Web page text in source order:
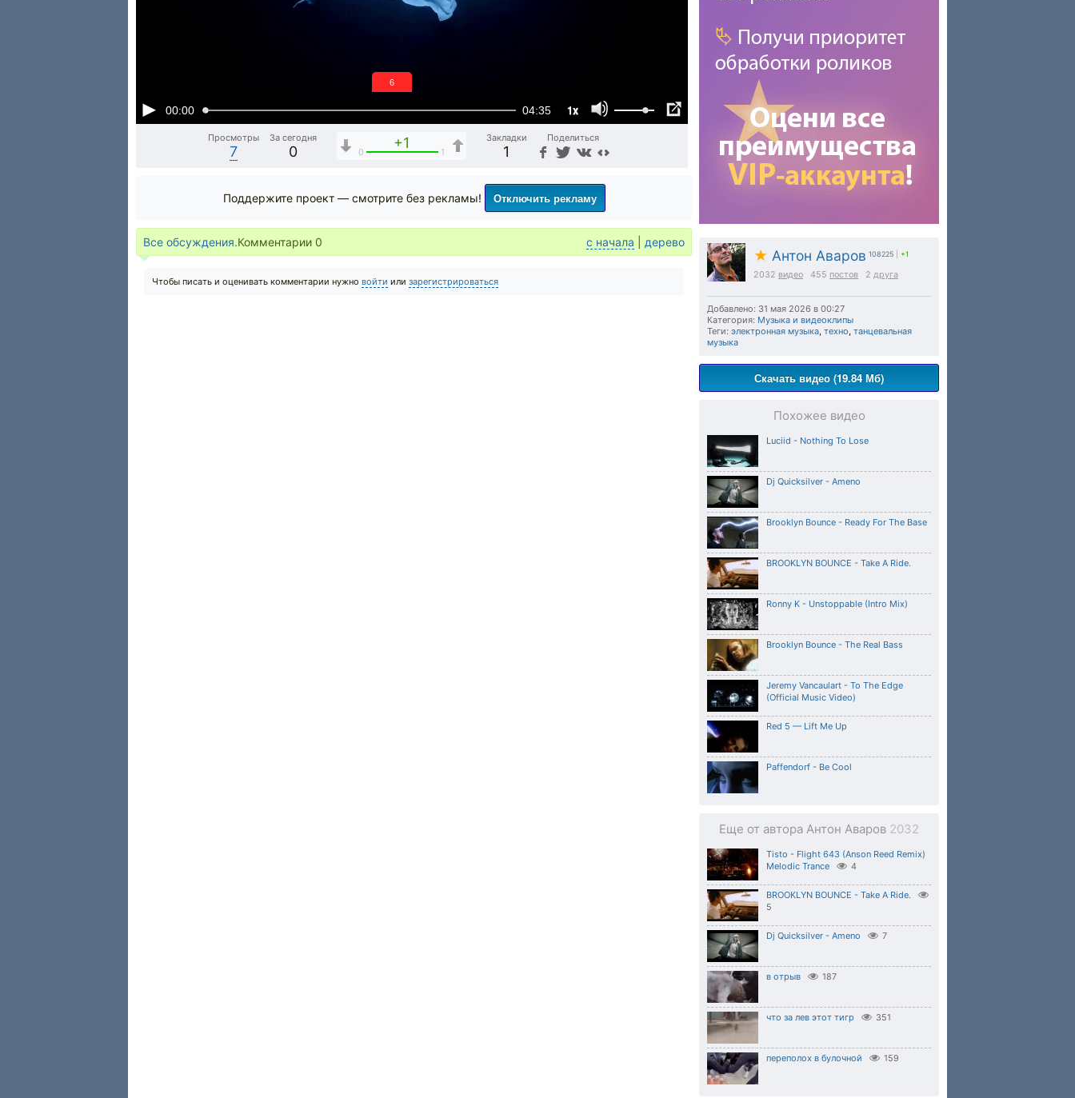
00:00 04:35 1x
5
Просмотры
7
За сегодня
0
+1
0 1
Закладки
1
Поделиться
★ Антон Аваров 108225 +1
2032 видео 455 постов 2 друга
Добавлено: 31 мая 2026 в 00:27
Категория: Музыка и видеоклипы
Теги: электронная музыка, техно, танцевальная
музыка
Скачать видео (19.84 Мб)
Похожее видео
Luciid - Nothing To Lose
Dj Quicksilver - Ameno
Brooklyn Bounce - Ready For The Base
BROOKLYN BOUNCE - Take A Ride.
Ronny K - Unstoppable (Intro Mix)
Brooklyn Bounce - The Real Bass
Jeremy Vancaulart - To The Edge
(Official Music Video)
Red 5 — Lift Me Up
Paffendorf - Be Cool
Еще от автора Антон Аваров 2032
Tisto - Flight 643 (Anson Reed Remix)
Melodic Trance
4
BROOKLYN BOUNCE - Take A Ride.
5
Dj Quicksilver - Ameno 7
в отрыв 187
что за лев этот тигр 351
переполох в булочной 159
Поддержите проект — смотрите без рекламы! Отключить рекламу
Все обсуждения.Комментарии 0 с начала дерево
Чтобы писать и оценивать комментарии нужно войти или зарегистрироваться